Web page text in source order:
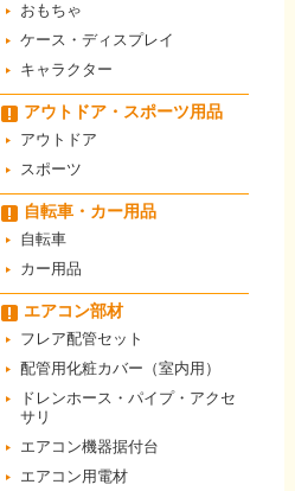
おもちゃ
ケース・ディスプレイ
キャラクター
アウトドア・スポーツ用品
アウトドア
スポーツ
自転車・カー用品
自転車
カー用品
エアコン部材
フレア配管セット
配管用化粧カバー（室内用）
ドレンホース・パイプ・アクセ
サリ
エアコン機器据付台
エアコン用電材